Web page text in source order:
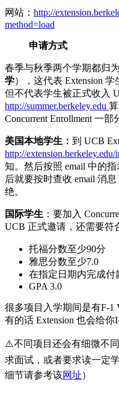
网站： http://
method=load
申请方式
春季与秋季两个学期都归为
学），这代表 Extension 学
但不代表学生被正式收入
http://summer.berkeley.edu
Concurrent Enrollment 一
美国本地学生： 到 UCB
http://extension.berkeley.edu/
知。然后按照 email 中的
后就要按时查收 email 消
绝。
国际学生 ：要加入
UCB 正式邀请，还需要符
托福分数至少90分
雅思分数至少7.0
在指定日期内完成付
GPA 3.0
很多项目入学期间是有F-1
有的话 Extension 也会给你
⚠️不同项目还会有细微不
求面试，或者要求读一定
细节请参考该网址）